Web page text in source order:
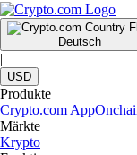
Deutsch
|
USD
Produkte
Crypto.com App
Märkte
Krypto